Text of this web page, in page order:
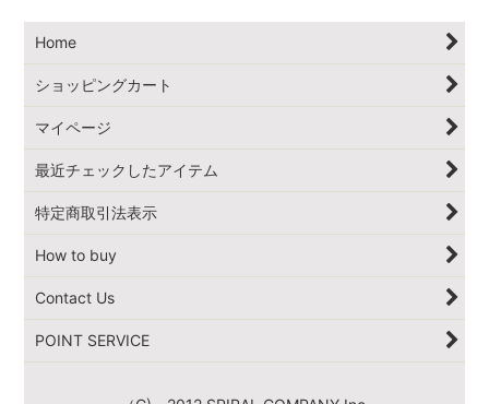
Home
ショッピングカート
マイページ
最近チェックしたアイテム
特定商取引法表示
How to buy
Contact Us
POINT SERVICE